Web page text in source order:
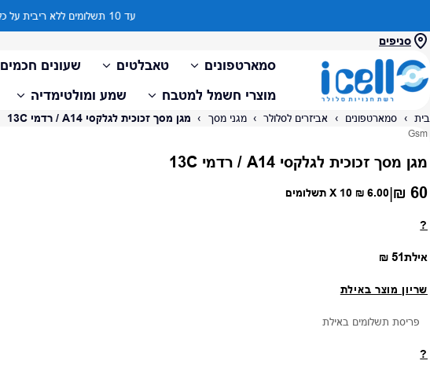
סניפים
סמארטפונים טאבלטים שעונים חכמים
מוצרי חשמל למטבח
שמע ומולטימדיה
בית › סמארטפונים › אביזרים לסלולר › מגני מסך › מגן מסך זכוכית לגלקסי A14 / רדמי 13C
ספק:
Gsm
מגן מסך זכוכית לגלקסי A14 / רדמי 13C
מחיר רגיל
60 ₪
|
6.00 ₪ X 10 תשלומים
?
אילתמחיר רגיל
51 ₪
שריון מוצר באילת
פריסת תשלומים באילת
?